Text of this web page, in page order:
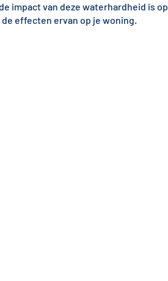
impact van deze waterhardheid is op
effecten ervan op je woning.